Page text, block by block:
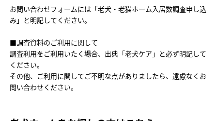
お問い合わせフォームには「老犬・老猫ホーム入居数調査申し込
み」と明記してください。
■調査資料のご利用に関して
調査利用をご利用いたく場合、出典「老犬ケア」と必ず明記して
ください。
その他、ご利用に関してご不明な点がありましたら、遠慮なくお
問い合わせください。